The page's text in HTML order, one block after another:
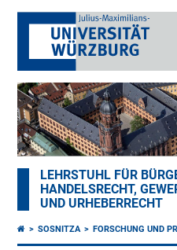
LEHRSTUHL FÜR
HANDELSRECHT,
UND URHEBERRECHT
SOSNITZA FORSCHUNG UND